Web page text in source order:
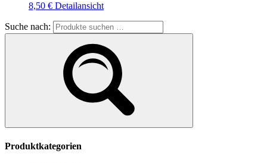
8,50 € Detailansicht
Suche nach:
Produktkategorien